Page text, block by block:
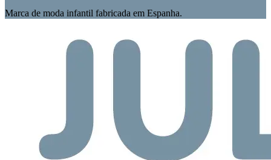
Marca de moda infantil fabricada em Espanha.